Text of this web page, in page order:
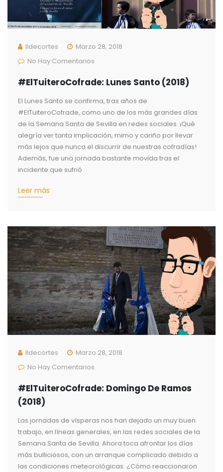
Ildecortes
Marzo 28, 2018
No Hay Comentarios
#ElTuiteroCofrade: Lunes Santo (2018)
El Lunes Santo se confirma, tras años de
#ElTuiteroCofrade, como uno de los más grandes días
de la Semana Santa de Sevilla en redes sociales. ¡Qué
alegría ver tanta implicación, mimo y cariño por llevar
más lejos que nunca el discurrir de nuestras cofradías!
Además, fue una jornada bastante movida tras el
incidente que sufrió
Leer más
Ildecortes
Marzo 28, 2018
No Hay Comentarios
#ElTuiteroCofrade: Domingo De Ramos
(2018)
Las jornadas de vísperas nos han dejado un muy buen
trabajo, en líneas generales, en las redes sociales de la
Semana Santa de Sevilla. Ahora toca afrontar los días
más bulliciosos, con un arranque complicado debido a
las condiciones meteorológicas. ¿Cómo reaccionaron